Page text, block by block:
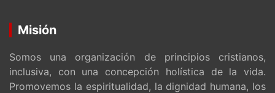
Misión
Somos una organización de principios cristianos,
inclusiva, con una concepción holística de la vida.
Promovemos la espiritualidad, la dignidad humana, los